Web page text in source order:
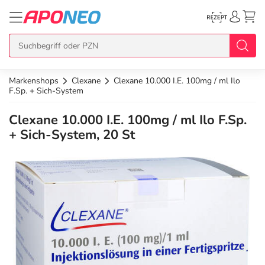
zurück
Übersicht Produkte
Neuheiten
Arzneimittel
Bio & Genuss
zurück
Übersicht Aktionen
Gratis dazu
Im Set günstiger
Schnäppchen
zurück
Übersicht Services
Wechselwirkungscheck
Diabetes-Risiko-Test
BMI-Rechner
zurück
Übersicht Rezept einlösen
E-Rezept Ausdruck
Papier-Rezept
zurück
Übersicht APO Cash Deals
20% Extra Cash
15% Extra Cash
10% Extra Cash
Markenshops Clexane
Clexane 10.000 I.E. 100mg / ml Ilo
F.Sp. + Sich-System
Clexane 10.000 I.E. 100mg / ml Ilo F.Sp.
+ Sich-System, 20 St